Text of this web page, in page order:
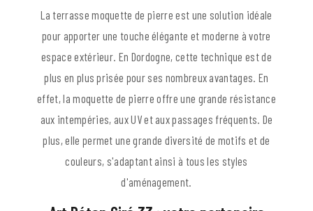
La terrasse moquette de pierre est une solution idéale
pour apporter une touche élégante et moderne à votre
espace extérieur. En Dordogne, cette technique est de
plus en plus prisée pour ses nombreux avantages. En
effet, la moquette de pierre offre une grande résistance
aux intempéries, aux UV et aux passages fréquents. De
plus, elle permet une grande diversité de motifs et de
couleurs, s'adaptant ainsi à tous les styles
d'aménagement.